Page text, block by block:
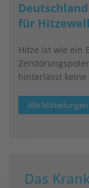
für
Hitze ist wie ein
hinterlässt
Alle Mitteilungen
Das